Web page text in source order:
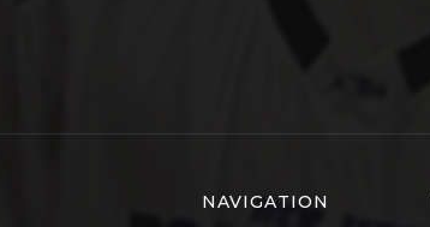
NAVIGATION